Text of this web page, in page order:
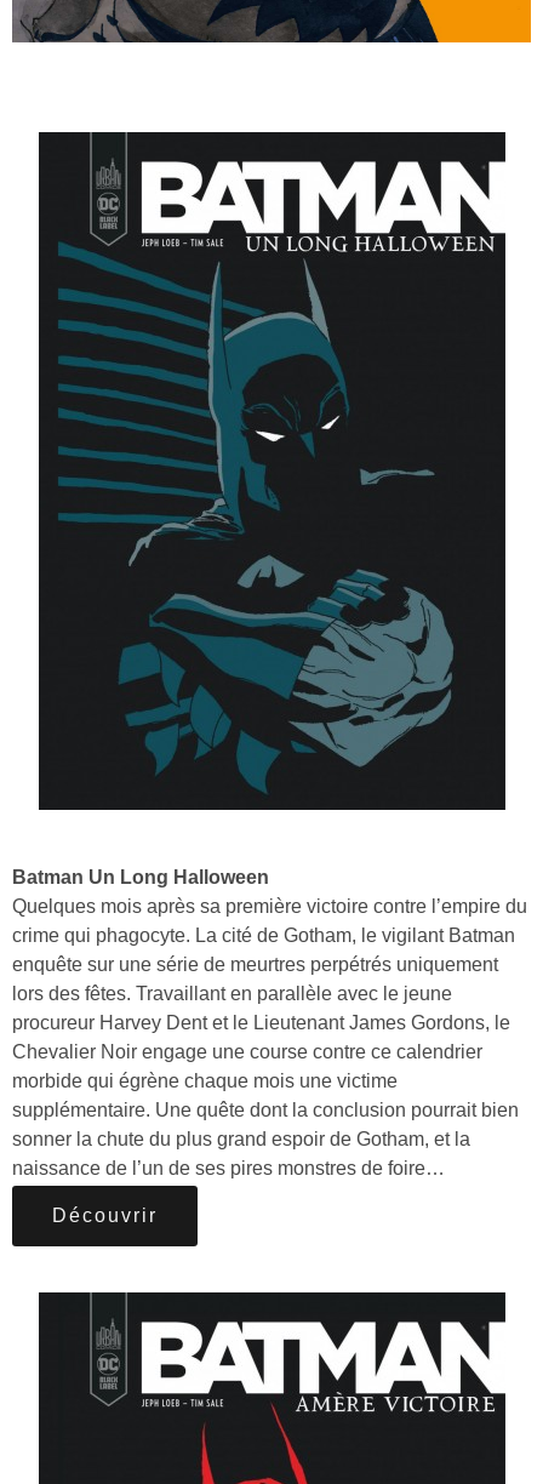
Batman Un Long Halloween
Quelques mois après sa première victoire contre l’empire du
crime qui phagocyte. La cité de Gotham, le vigilant Batman
enquête sur une série de meurtres perpétrés uniquement
lors des fêtes. Travaillant en parallèle avec le jeune
procureur Harvey Dent et le Lieutenant James Gordons, le
Chevalier Noir engage une course contre ce calendrier
morbide qui égrène chaque mois une victime
supplémentaire. Une quête dont la conclusion pourrait bien
sonner la chute du plus grand espoir de Gotham, et la
naissance de l’un de ses pires monstres de foire…
Découvrir